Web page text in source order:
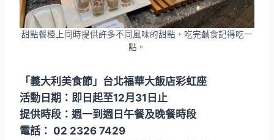
甜點餐檯上同時提供許多不同風味的甜點，吃完鹹食記得吃一
點。
「義大利美食節」台北福華大飯店彩虹座
活動日期：即日起至12月31日止
提供時段：週一到週日午餐及晚餐時段
電話： 02 2326 7429